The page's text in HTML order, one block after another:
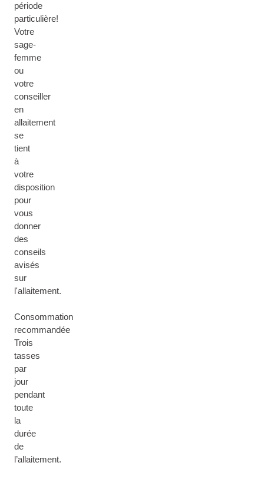
période
particulière!
Votre
sage-
femme
ou
votre
conseiller
en
allaitement
se
tient
à
votre
disposition
pour
vous
donner
des
conseils
avisés
sur
l'allaitement.
Consommation
recommandée
Trois
tasses
par
jour
pendant
toute
la
durée
de
l’allaitement.